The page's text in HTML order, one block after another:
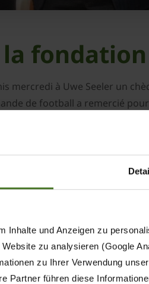
Inhalte und Anzeigen zu
zu analysieren (Google
zu Ihrer Verwendung
Partner führen diese
mercredi à Uwe Seeler un
de football a remercié
ou psychique sont
la possibilité d‘avoir une
la
est aussi synonyme d‘esprit
pour continuer à
cet homme, franc et sincère,